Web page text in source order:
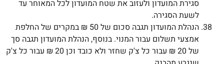
סגירת המועדון ולעזוב את שטח המועדון לכל המאוחר עד
לשעת הסגירה.
הנהלת המועדון תגבה סכום של 50 ₪ במקרים של החלפת
אמצעי תשלום עבור המנוי. בנוסף, הנהלת המועדון תגבה סך
של 20 ₪ עבור כל צ'ק שחזר ולא כובד וכן 20 ₪ עבור כל צ'ק